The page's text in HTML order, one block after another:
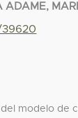
ADAME,
modelo de